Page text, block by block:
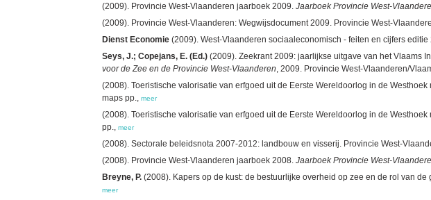
(2009). Provincie West-Vlaanderen jaarboek 2009. Jaarboek Provincie West-
(2009). Provincie West-Vlaanderen: Wegwijsdocument 2009. Provincie West-
Dienst Economie (2009). West-Vlaanderen sociaaleconomisch - feiten en cijfers
Seys, J.; Copejans, E. (Ed.) (2009). Zeekrant 2009: jaarlijkse uitgave van het Vlaams
voor de Zee en de Provincie West-Vlaanderen, 2009. Provincie West-Vlaanderen/
(2008). Toeristische valorisatie van erfgoed uit de Eerste Wereldoorlog in de Westhoek
maps pp., meer
(2008). Toeristische valorisatie van erfgoed uit de Eerste Wereldoorlog in de Westhoek
pp., meer
(2008). Sectorale beleidsnota 2007-2012: landbouw en visserij. Provincie West-
(2008). Provincie West-Vlaanderen jaarboek 2008. Jaarboek Provincie West-
Breyne, P. (2008). Kapers op de kust: de bestuurlijke overheid op zee en de rol van
meer